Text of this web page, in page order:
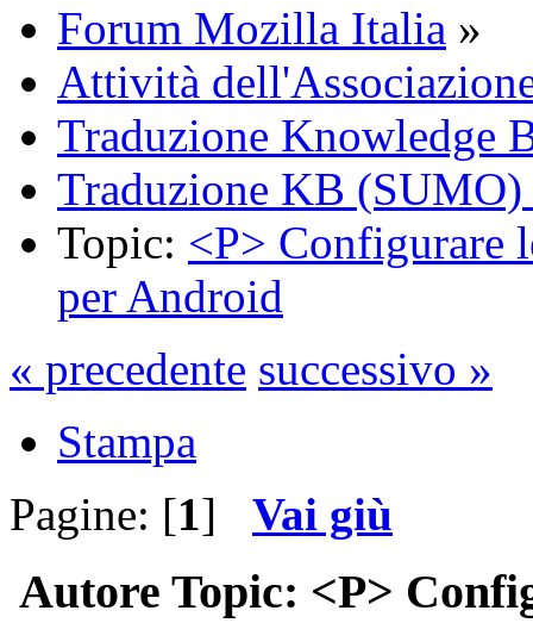
Forum Mozilla Italia »
Attività
Traduzione Knowledge
Traduzione KB
Topic: <P> Configurare
per Android
« precedente successivo »
Stampa
Pagine: [1] Vai giù
Autore Topic: <P>